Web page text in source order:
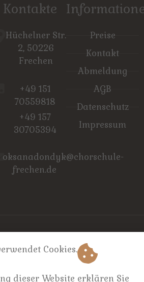
Kontakte
Hüchelner Str.
2, 50226
Frechen
+49 151
70559818
+49 157
30705394
oksanadondyk@chorschule-
frechen.de
Preise
Kontakt
Abmeldung
AGB
Datenschutz
Impressum
Cookies.
dieser Website erklären Sie